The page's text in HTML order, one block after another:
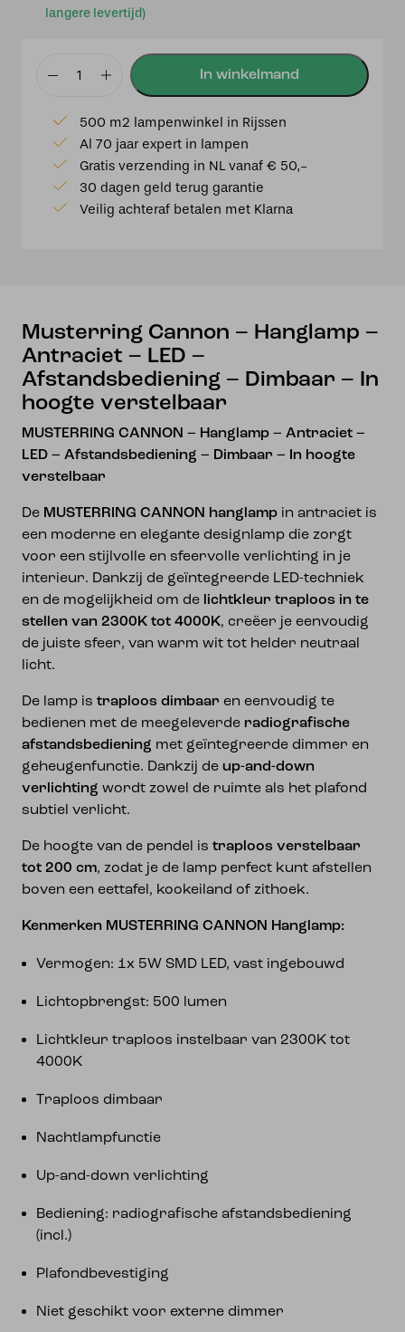
langere levertijd)
Musterring
Hanglamp
Antraciet
Dimbaar
In
hoogte
verstelbaar
aantal
500 m2 lampenwinkel in Rijssen
Al 70 jaar expert in lampen
Gratis verzending in NL vanaf € 50,-
30 dagen geld terug garantie
Veilig achteraf betalen met Klarna
Musterring Cannon – Hanglamp –
Antraciet – LED –
Afstandsbediening – Dimbaar – In
hoogte verstelbaar
MUSTERRING CANNON – Hanglamp – Antraciet –
LED – Afstandsbediening – Dimbaar – In hoogte
verstelbaar
De MUSTERRING CANNON hanglamp in antraciet is
een moderne en elegante designlamp die zorgt
voor een stijlvolle en sfeervolle verlichting in je
interieur. Dankzij de geïntegreerde LED-techniek
en de mogelijkheid om de lichtkleur traploos in te
stellen van 2300K tot 4000K, creëer je eenvoudig
de juiste sfeer, van warm wit tot helder neutraal
licht.
De lamp is traploos dimbaar en eenvoudig te
bedienen met de meegeleverde radiografische
afstandsbediening met geïntegreerde dimmer en
geheugenfunctie. Dankzij de up-and-down
verlichting wordt zowel de ruimte als het plafond
subtiel verlicht.
De hoogte van de pendel is traploos verstelbaar
tot 200 cm, zodat je de lamp perfect kunt afstellen
boven een eettafel, kookeiland of zithoek.
Kenmerken MUSTERRING CANNON Hanglamp:
Vermogen: 1x 5W SMD LED, vast ingebouwd
Lichtopbrengst: 500 lumen
Lichtkleur traploos instelbaar van 2300K tot
4000K
Traploos dimbaar
Nachtlampfunctie
Up-and-down verlichting
Bediening: radiografische afstandsbediening
(incl.)
Plafondbevestiging
Niet geschikt voor externe dimmer